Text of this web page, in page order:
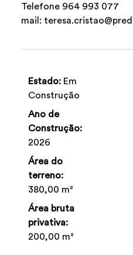
Telefone 964 993 077
mail:
Estado: Em
Construção
Ano de
Construção:
2026
Área do
terreno:
380,00 m²
Área bruta
privativa:
200,00 m²